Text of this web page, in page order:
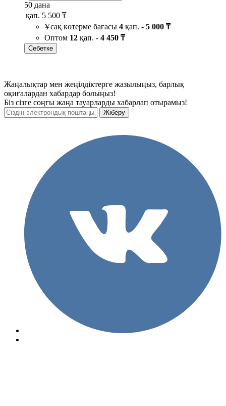
50 дана
қап. 5 500 ₸
Ұсақ көтерме бағасы 4 қап. - 5 000 ₸
Оптом 12 қап. - 4 450 ₸
Себетке
Жаңалықтар мен жеңілдіктерге жазылыңыз, барлық
оқиғалардан хабардар болыңыз!
Біз сізге соңғы жаңа тауарларды хабарлап отырамыз!